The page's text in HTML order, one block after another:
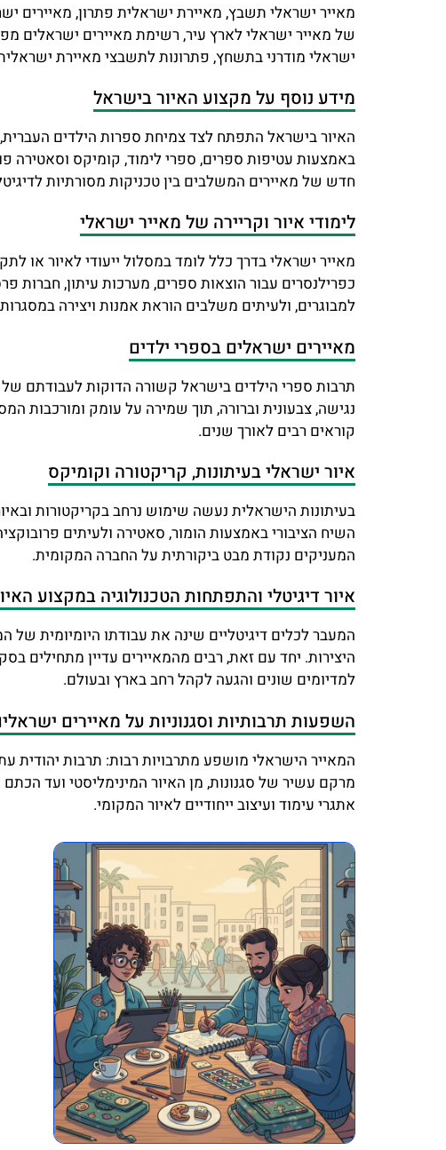
מאייר ישראלי תשבץ, מאיירת ישראלית פתרון, מאיירים
של מאייר ישראלי לארץ עיר, רשימת מאיירים ישראלים
ישראלי מודרני בתשחץ, פתרונות לתשבצי מאיירת
מידע נוסף על מקצוע האיור בישראל
האיור בישראל התפתח לצד צמיחת ספרות הילדים העברית,
באמצעות עטיפות ספרים, ספרי לימוד, קומיקס וסאטירה
חדש של מאיירים המשלבים בין טכניקות מסורתיות
לימודי איור וקריירה של מאייר ישראלי
מאייר ישראלי בדרך כלל לומד במסלול ייעודי לאיור או
כפרילנסרים עבור הוצאות ספרים, מערכות עיתון, חברות
למבוגרים, ולעיתים משלבים הוראת אמנות ויצירה במסגרות
מאיירים ישראלים בספרי ילדים
תרבות ספרי הילדים בישראל קשורה הדוקות לעבודתם של
נגישה, צבעונית וברורה, תוך שמירה על עומק ומורכבות
קוראים רבים לאורך שנים.
איור ישראלי בעיתונות, קריקטורה וקומיקס
בעיתונות הישראלית נעשה שימוש נרחב בקריקטורות
השיח הציבורי באמצעות הומור, סאטירה ולעיתים
המעניקים נקודת מבט ביקורתית על החברה המקומית.
איור דיגיטלי והתפתחות הטכנולוגיה במקצוע
המעבר לכלים דיגיטליים שינה את עבודתו היומיומית של
היצירות. יחד עם זאת, רבים מהמאיירים עדיין מתחילים
למדיומים שונים והגעה לקהל רחב בארץ ובעולם.
השפעות תרבותיות וסגנוניות על מאיירים
המאייר הישראלי מושפע מתרבויות רבות: תרבות יהודית
מרקם עשיר של סגנונות, מן האיור המינימליסטי ועד
אתגרי עימוד ועיצוב ייחודיים לאיור המקומי.